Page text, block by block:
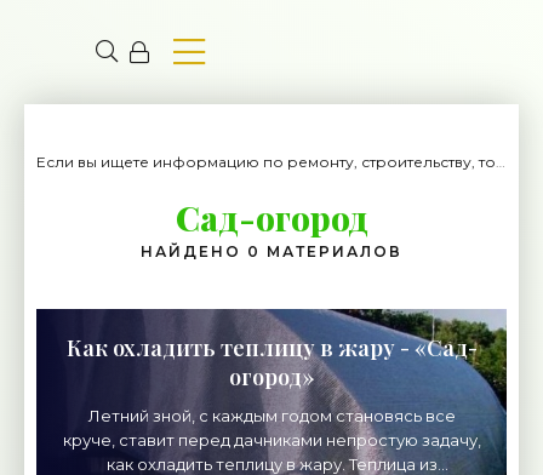
Если вы ищете информацию по ремонту, строительству, то вы попали на нужный сайт.
Сад-огород
НАЙДЕНО 0 МАТЕРИАЛОВ
Как охладить теплицу в жару - «Сад-
огород»
Летний зной, с каждым годом становясь все
круче, ставит перед дачниками непростую задачу,
как охладить теплицу в жару. Теплица из